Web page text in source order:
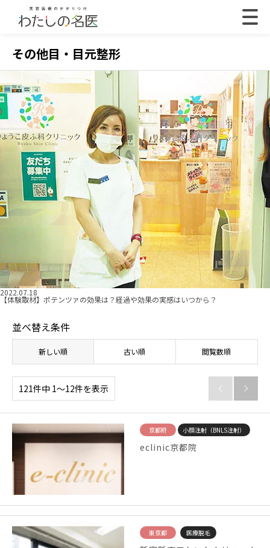
その他目・目元整形
2022.07.18
【体験取材】ポテンツァの効果は？経過や効果の実感はいつから？
並べ替え条件
新しい順 古い順 閲覧数順
121件中 1〜12件を表示  
京都府 小顔注射（BNLS注射）
eclinic京都院
東京都 医療脱毛